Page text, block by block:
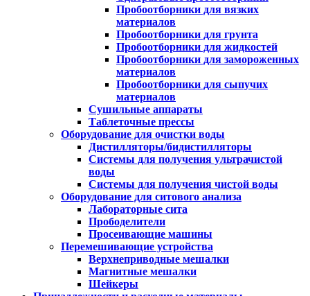
Пробоотборники для вязких
материалов
Пробоотборники для грунта
Пробоотборники для жидкостей
Пробоотборники для замороженных
материалов
Пробоотборники для сыпучих
материалов
Сушильные аппараты
Таблеточные прессы
Оборудование для очистки воды
Дистилляторы/бидистилляторы
Системы для получения ультрачистой
воды
Системы для получения чистой воды
Оборудование для ситового анализа
Лабораторные сита
Прободелители
Просеивающие машины
Перемешивающие устройства
Верхнеприводные мешалки
Магнитные мешалки
Шейкеры